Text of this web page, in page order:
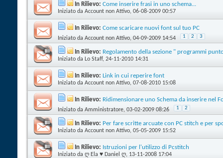
In Rilievo: Come inserire frasi in uno schema...
Iniziato da Account non Attivo‎, 06-08-2009 00:57
In Rilievo: Come scaricare nuovi font sul tuo PC
Iniziato da Account non Attivo‎, 04-09-2009 14:54 1 2 3
In Rilievo: Regolamento della sezione " programmi
Iniziato da Lo Staff‎, 24-11-2010 14:31
In Rilievo: Link in cui reperire font
Iniziato da Account non Attivo‎, 07-08-2010 15:08
In Rilievo: Ridimensionare uno Schema da inserire nel
Iniziato da Amministratore‎, 03-02-2009 08:26 1 2
In Rilievo: Per fare scritte arcuate con PC stitch e per
Iniziato da Account non Attivo‎, 05-05-2009 15:52
In Rilievo: Istruzioni per l'utilizzo di Pcstitch
Iniziato da ღ Ela ♥ Daniel ღ‎, 13-11-2008 17:04